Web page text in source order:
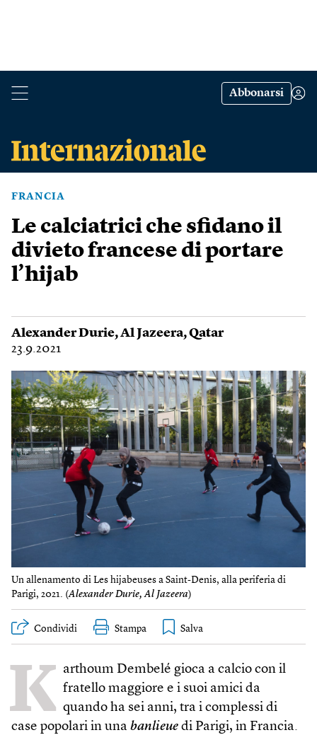
Abbonarsi
FRANCIA
Le calciatrici che sfidano il
divieto francese di portare
l’hijab
Alexander Durie,Al Jazeera,Qatar
23.9.2021
Un allenamento di Les hijabeuses a Saint-Denis, alla periferia di
Parigi, 2021. (Alexander Durie, Al Jazeera)
Condividi Stampa
K arthoum Dembelé gioca a calcio con il
fratello maggiore e i suoi amici da
quando ha sei anni, tra i complessi di
case popolari in una banlieue di Parigi, in Francia.